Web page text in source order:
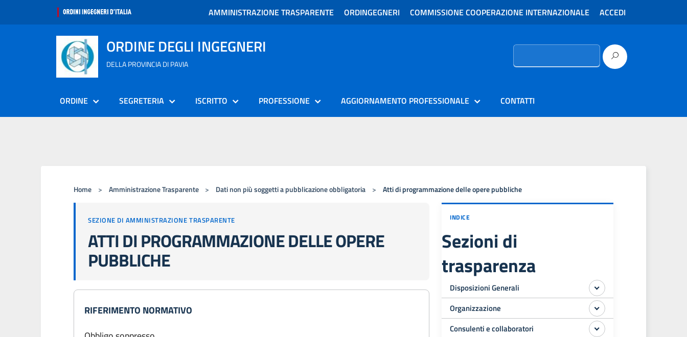
AMMINISTRAZIONE TRASPARENTE ORDINGEGNERI COMMISSIONE COOPERAZIONE INTERNAZIONALE ACCEDI
ORDINE DEGLI INGEGNERI
DELLA PROVINCIA DI PAVIA
Ricerca
ORDINE SEGRETERIA ISCRITTO PROFESSIONE AGGIORNAMENTO PROFESSIONALE CONTATTI
Home > Amministrazione Trasparente > Dati non più soggetti a pubblicazione obbligatoria > Atti di programmazione delle opere pubbliche
SEZIONE DI AMMINISTRAZIONE TRASPARENTE
ATTI DI PROGRAMMAZIONE DELLE OPERE
PUBBLICHE
RIFERIMENTO NORMATIVO
INDICE
Sezioni di
trasparenza
Disposizioni Generali
Organizzazione
Consulenti e collaboratori